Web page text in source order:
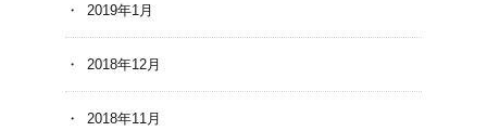
2019年1月
2018年12月
2018年11月